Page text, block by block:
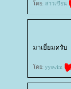
ดย: สาวเขียน
มาเยี่ยมครับ
ดย: yyswim